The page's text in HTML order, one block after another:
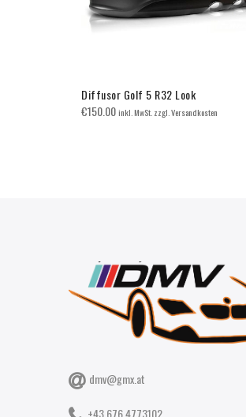
Diffusor Golf 5 R32 Look
€150.00inkl. MwSt. zzgl. Versandkosten
dmv@gmx.at